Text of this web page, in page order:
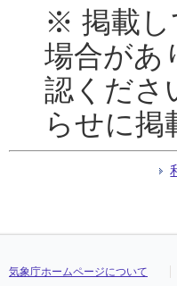
※ 掲載し
場合があ
認くださ
らせに掲
気象庁ホームページについて